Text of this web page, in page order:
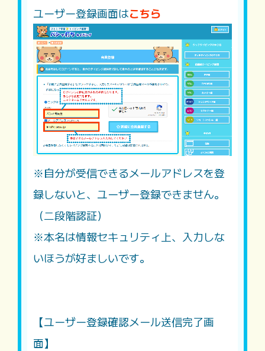
ユーザー登録画面はこちら
※自分が受信できるメールアドレスを登
録しないと、ユーザー登録できません。
（二段階認証）
※本名は情報セキュリティ上、入力しな
いほうが好ましいです。
【ユーザー登録確認メール送信完了画
面】